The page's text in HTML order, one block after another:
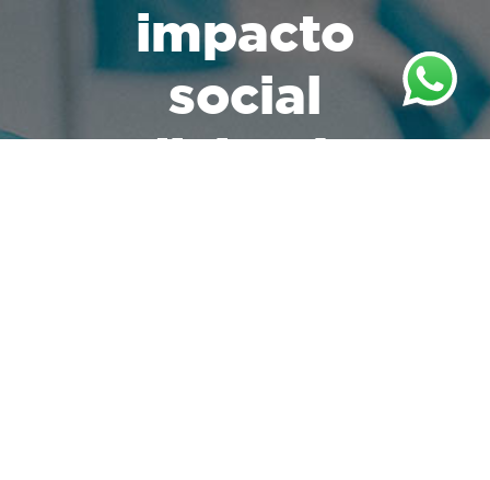
impacto
social
a diciembre